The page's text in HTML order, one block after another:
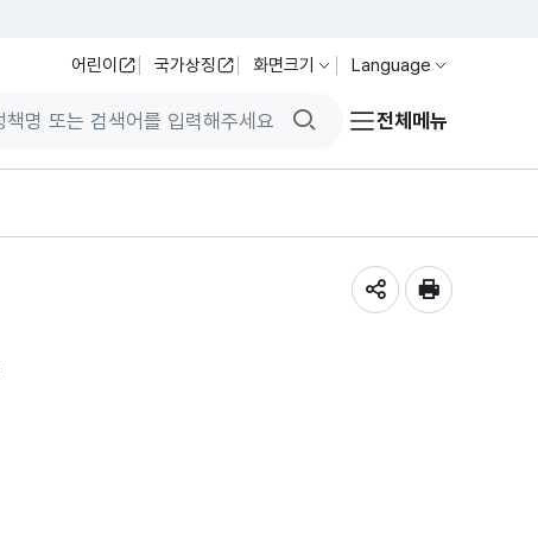
어린이 국가상징 화면크기 Language
검색버튼전체메뉴